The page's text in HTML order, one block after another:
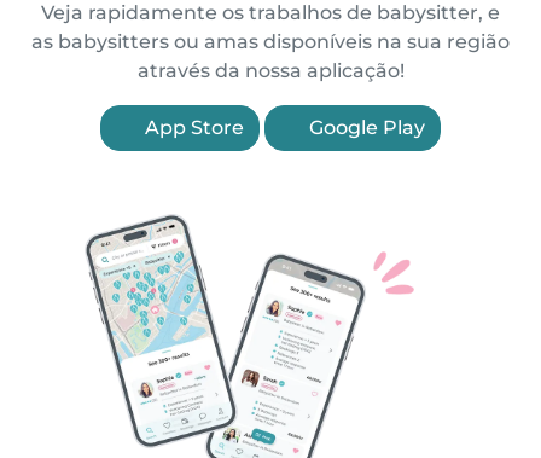
Veja rapidamente os trabalhos de babysitter, e
as babysitters ou amas disponíveis na sua região
através da nossa aplicação!
App Store Google Play